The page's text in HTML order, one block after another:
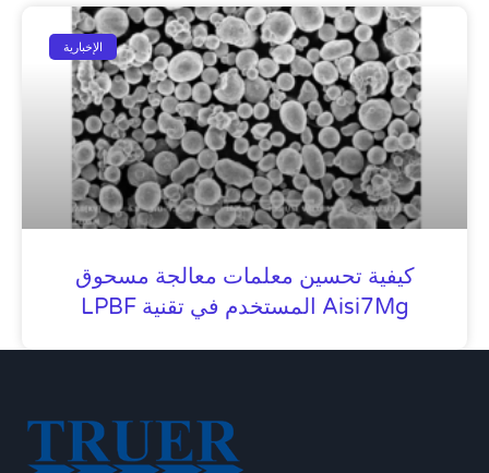
الإخبارية
كيفية تحسين معلمات معالجة مسحوق
Aisi7Mg المستخدم في تقنية LPBF